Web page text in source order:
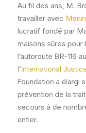
Au fil des ans, M.
travailler avec
lucratif fondé par
maisons sûres pour
l’autoroute BR-116
l’International
Foundation a élargi
prévention de la
secours à de
entier.